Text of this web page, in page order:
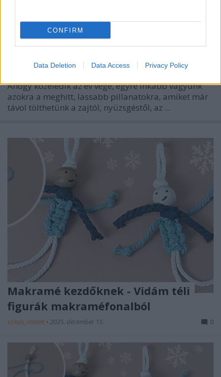
CONFIRM
Data Deletion Data Access Privacy Policy
Ahogy közeledik az év vége, egyre inkább vágyunk
azokra a meghitt, lassabb pillanatokra, amiket már
távol tölthetünk a zajtól, nyüzsgéstől, az ...
Makramé kezdőknek - Vidám téli
figurák makraméfonalból
színes_ötletek • 2025. december 15. 0